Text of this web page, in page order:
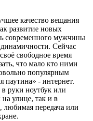
качество вещания
развитие новых
современного мужчины
Сейчас
свободное время
что мало кто ними
популярным
паутина» - интернет.
руки ноутбук или
улице, так и в
любимая передача или